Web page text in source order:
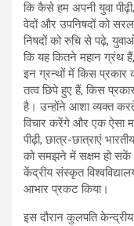
कि कैसे हम अपनी युवा
वेदों और उपनिषदों को
निषदों को रुचि से पढ़े,
कि यह कितने महान ग्रंथ
इन ग्रन्थों में किस प्रकार
तत्व छिपे हुए हैं, किस
है। उन्होंने आशा व्यक्त करते
विचार करेंगे और एक ऐसा
पीढ़ी, छात्र-छात्राएं
को समझने में सक्षम हो
केंद्रीय संस्कृत
आभार प्रकट किया।
इस दौरान कुलपति केन्द्रीय